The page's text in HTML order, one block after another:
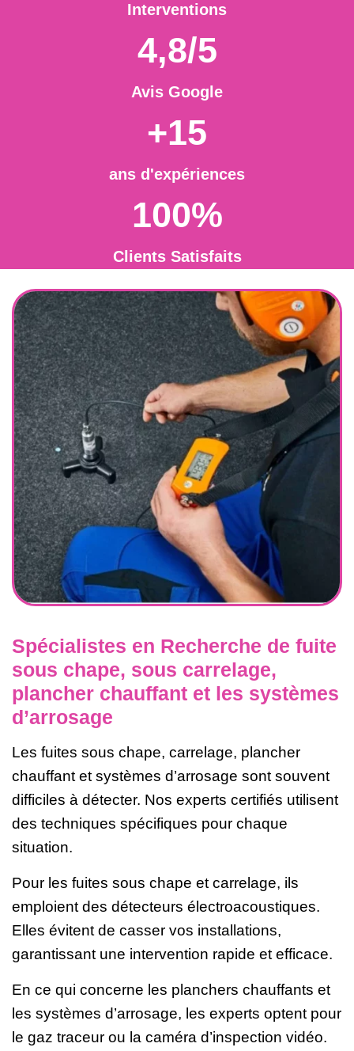
Interventions
4,8/5
Avis Google
+15
ans d'expériences
100%
Clients Satisfaits
Spécialistes en Recherche de fuite
sous chape, sous carrelage,
plancher chauffant et les systèmes
d’arrosage
Les fuites sous chape, carrelage, plancher
chauffant et systèmes d’arrosage sont souvent
difficiles à détecter. Nos experts certifiés utilisent
des techniques spécifiques pour chaque
situation.
Pour les fuites sous chape et carrelage, ils
emploient des détecteurs électroacoustiques.
Elles évitent de casser vos installations,
garantissant une intervention rapide et efficace.
En ce qui concerne les planchers chauffants et
les systèmes d’arrosage, les experts optent pour
le gaz traceur ou la caméra d’inspection vidéo.